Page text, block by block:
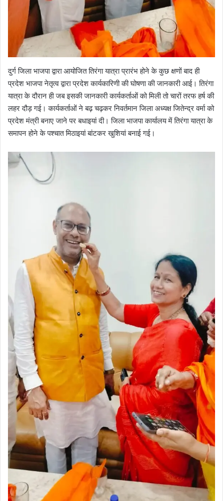
दुर्ग जिला भाजपा द्वारा आयोजित तिरंगा यात्रा प्रारंभ होने के कुछ क्षणों बाद ही
प्रदेश भाजपा नेतृत्व द्वारा प्रदेश कार्यकारिणी की घोषणा की जानकारी आई। तिरंगा
यात्रा के दौरान ही जब इसकी जानकारी कार्यकर्ताओं को मिली तो चारों तरफ हर्ष की
लहर दौड़ गई। कार्यकर्ताओं ने बढ़ चढ़कर निवर्तमान जिला अध्यक्ष जितेन्द्र वर्मा को
प्रदेश मंत्री बनाए जाने पर बधाइयां दी। जिला भाजपा कार्यालय में तिरंगा यात्रा के
समापन होने के पश्चात मिठाइयां बांटकर खुशियां बनाई गई।